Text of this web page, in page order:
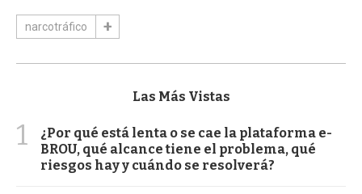
narcotráfico
Las Más Vistas
1
¿Por qué está lenta o se cae la plataforma e-
BROU, qué alcance tiene el problema, qué
riesgos hay y cuándo se resolverá?